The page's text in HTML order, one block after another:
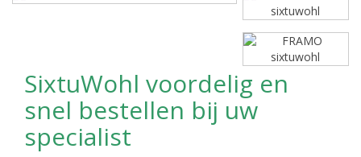
SixtuWohl voordelig en
snel bestellen bij uw
specialist